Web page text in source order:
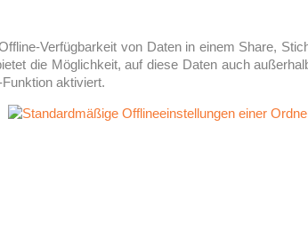
Verfügbarkeit von Daten in einem Share,
die Möglichkeit, auf diese Daten auch
aktiviert.